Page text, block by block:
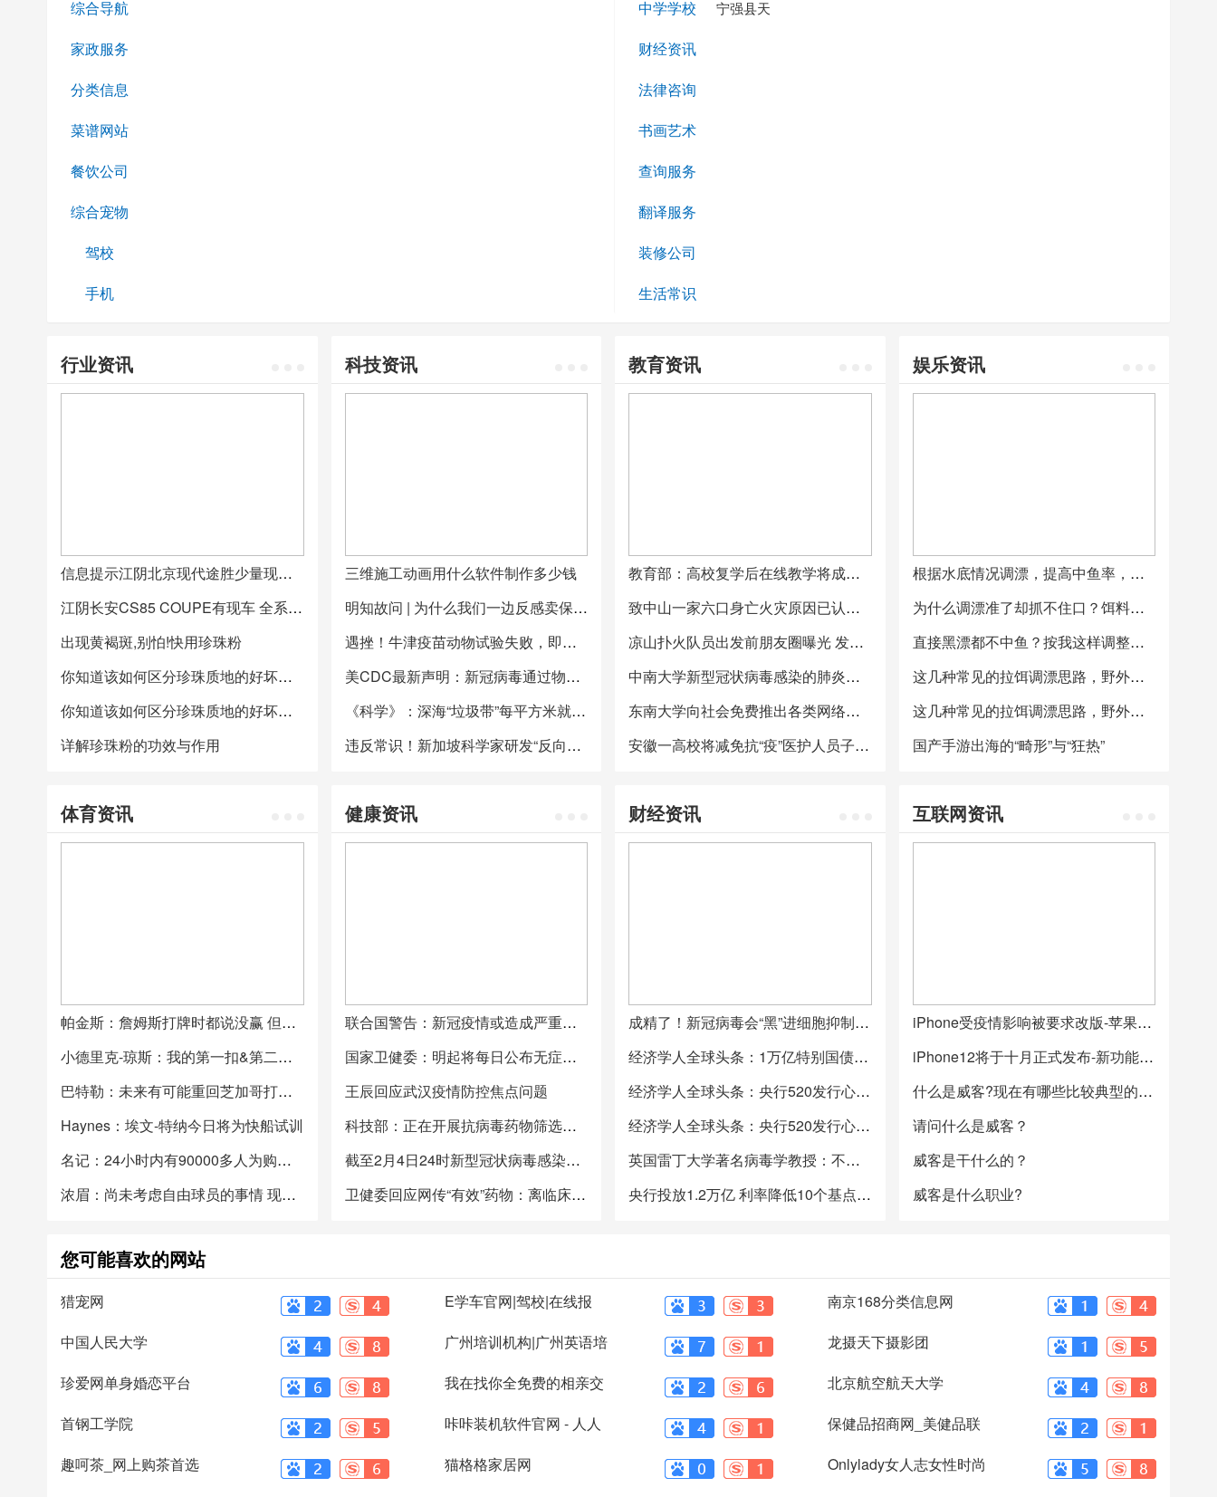
综合导航
家政服务
分类信息
菜谱网站
餐饮公司
综合宠物
驾校
手机
中学学校
宁强县天
财经资讯
法律咨询
书画艺术
查询服务
翻译服务
装修公司
生活常识
行业资讯
信息提示江阴北京现代途胜少量现车 全系优惠2.9万
江阴长安CS85 COUPE有现车 全系优惠0.5万
出现黄褐斑,别怕!快用珍珠粉
你知道该如何区分珍珠质地的好坏吗？
你知道该如何区分珍珠质地的好坏吗？
详解珍珠粉的功效与作用
科技资讯
三维施工动画用什么软件制作多少钱
明知故问 | 为什么我们一边反感卖保险的人，一边在失业后又选择卖保险？
遇挫！牛津疫苗动物试验失败，即使产生抗体仍会感染新冠病毒
美CDC最新声明：新冠病毒通过物体表面和动物传播的可能性不高，“人传人”是主要途径
《科学》：深海“垃圾带”每平方米就有190万个微塑料，主要集中在600-900米深处
违反常识！新加坡科学家研发“反向太阳能板”：用阴影来发电
教育资讯
教育部：高校复学后在线教学将成常态，校园不可能回到疫情之前教学状态
致中山一家六口身亡火灾原因已认定：神龛遗留火种
凉山扑火队员出发前朋友圈曝光 发了什么？
中南大学新型冠状病毒感染的肺炎防治及科普平台上线
东南大学向社会免费推出各类网络课程
安徽一高校将减免抗“疫”医护人员子女学费
娱乐资讯
根据水底情况调漂，提高中鱼率，不再有鱼星但没鱼口
为什么调漂准了却抓不住口？饵料钓鱼触底方式不同
直接黑漂都不中鱼？按我这样调整钓鱼
这几种常见的拉饵调漂思路，野外钓鱼黑坑都适合
这几种常见的拉饵调漂思路，野外钓鱼黑坑都适合
国产手游出海的“畸形”与“狂热”
体育资讯
帕金斯：詹姆斯打牌时都说没赢 但手里拿着桌上所有钱中学
小德里克-琼斯：我的第一扣&第二扣&第三扣都会是满分中学
巴特勒：未来有可能重回芝加哥打球 这里是我的家
Haynes：埃文-特纳今日将为快船试训
名记：24小时内有90000多人为购买科比追悼会门票进行登记
浓眉：尚未考虑自由球员的事情 现在专注于帮助球队取得胜利
健康资讯
联合国警告：新冠疫情或造成严重精神健康危机，近半数美国人心理压力加剧
国家卫健委：明起将每日公布无症状感染者情况
王辰回应武汉疫情防控焦点问题
科技部：正在开展抗病毒药物筛选工作
截至2月4日24时新型冠状病毒感染的肺炎疫情最新情况
卫健委回应网传“有效”药物：离临床还有很长的路要走
财经资讯
成精了！新冠病毒会“黑”进细胞抑制特定基因 专家：研究20年病毒从没见过
经济学人全球头条：1万亿特别国债，减税降费2.36万亿，美国富豪财富激增4340亿美元
经济学人全球头条：央行520发行心形纪念币，苹果5亿和解“降速门”，“钻石公主”号重新启航
经济学人全球头条：央行520发行心形纪念币，苹果5亿和解“降速门”，“钻石公主”号重新启航
英国雷丁大学著名病毒学教授：不认为英国疫情情况严重
央行投放1.2万亿 利率降低10个基点安抚市场紧张情绪
互联网资讯
iPhone受疫情影响被要求改版-苹果戴口罩可以识别解锁
iPhone12将于十月正式发布-新功能冲击全球第一
什么是威客?现在有哪些比较典型的威客网站?
请问什么是威客？
威客是干什么的？
威客是什么职业?
您可能喜欢的网站
猎宠网
E学车官网|驾校|在线报
名|学车门户网
南京168分类信息网
中国人民大学
广州培训机构|广州英语培
训|广州培训
龙摄天下摄影团
珍爱网单身婚恋平台
我在找你全免费的相亲交
友聊天平台
北京航空航天大学
首钢工学院
咔咔装机软件官网 - 人人
都能使用的
保健品招商网_美健品联
盟网
趣呵茶_网上购茶首选 猫格格家居网
Onlylady女人志女性时尚